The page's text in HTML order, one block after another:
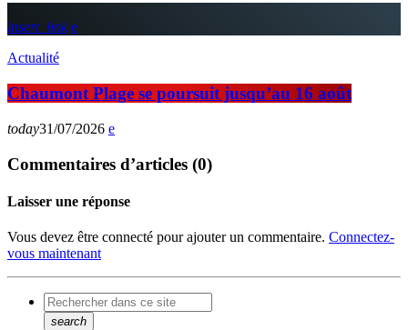
insert_link
Actualité
Chaumont Plage se poursuit jusqu’au 16 août
today31/07/2026
Commentaires d’articles (0)
Laisser une réponse
Vous devez être connecté pour ajouter un commentaire. Connectez-
vous maintenant
search